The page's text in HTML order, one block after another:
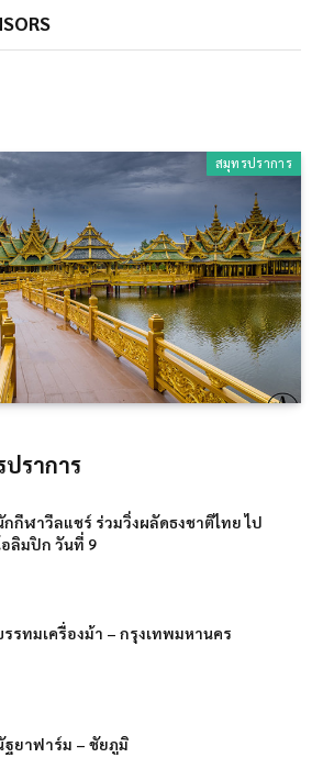
สมุทรปราการ
ทรปราการ
กกีฬาวีลแชร์ ร่วมวิ่งผลัดธงชาติไทย ไป
อลิมปิก วันที่ 9
บรรทมเครื่องม้า – กรุงเทพมหานคร
นัฐยาฟาร์ม – ชัยภูมิ